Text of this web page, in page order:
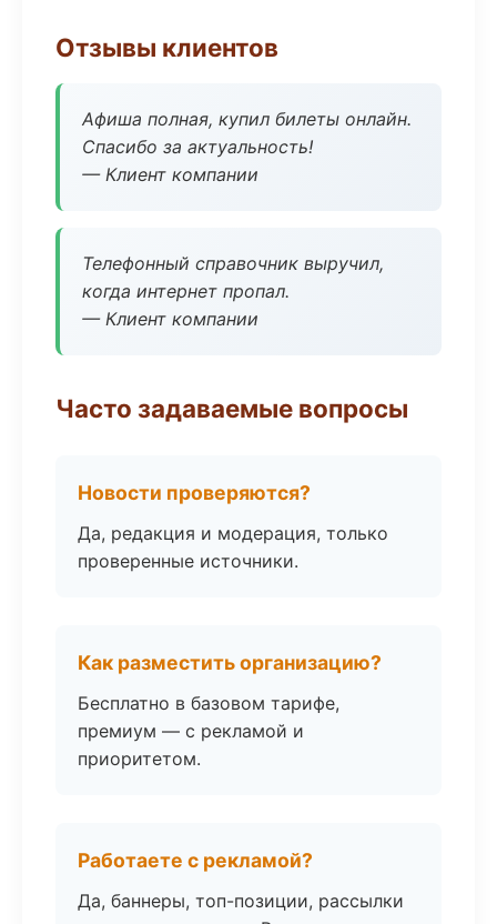
Отзывы клиентов
Афиша полная, купил билеты онлайн.
Спасибо за актуальность!
— Клиент компании
Телефонный справочник выручил,
когда интернет пропал.
— Клиент компании
Часто задаваемые вопросы
Новости проверяются?
Да, редакция и модерация, только
проверенные источники.
Как разместить организацию?
Бесплатно в базовом тарифе,
премиум — с рекламой и
приоритетом.
Работаете с рекламой?
Да, баннеры, топ-позиции, рассылки